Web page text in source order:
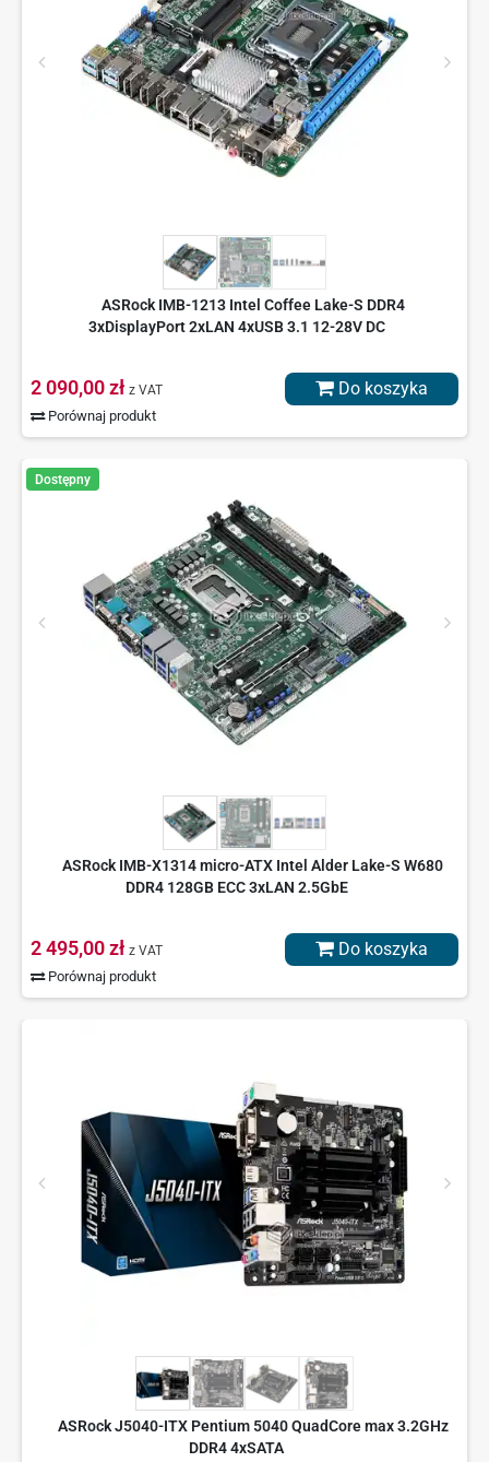
ASRock IMB-1213 Intel Coffee Lake-S DDR4
3xDisplayPort 2xLAN 4xUSB 3.1 12-28V DC
2 090,00 zł z VAT
Porównaj produkt
Do koszyka
Dostępny
ASRock IMB-X1314 micro-ATX Intel Alder Lake-S W680
DDR4 128GB ECC 3xLAN 2.5GbE
2 495,00 zł z VAT
Porównaj produkt
Do koszyka
ASRock J5040-ITX Pentium 5040 QuadCore max 3.2GHz
DDR4 4xSATA